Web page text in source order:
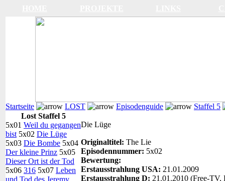
Startseite LOST Episodenguide
Staffel 5
Lost Staffel 5
5x01 Weil du gegangen
bist 5x02 Die Lüge
5x03 Die Bombe 5x04
Der kleine Prinz 5x05
Dieser Ort ist der Tod
5x06 316 5x07 Leben
und Tod des Jeremy
Die Lüge
Originaltitel: The Lie
Episodennummer: 5x02
Bewertung:
Erstausstrahlung USA: 21.01.2009
Erstausstrahlung D: 21.01.2010 (Free-TV,